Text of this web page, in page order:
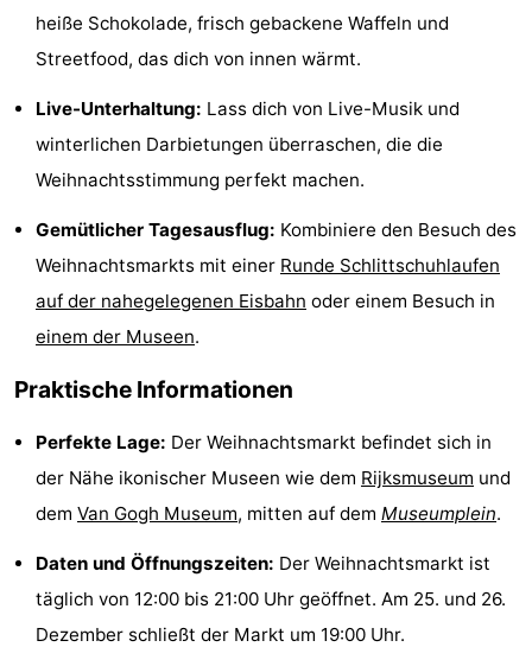
Experiences
Dörfer
Städte
Sport
Radfahren
Wandern
Unterhaltung
Nachtleben
Essen
und
trinken
Einkäufen
Märkte
-
Warenhäuser
Veranstaltungen
heiße Schokolade, frisch gebackene Waffeln und
Streetfood, das dich von innen wärmt.
Live-Unterhaltung: Lass dich von Live-Musik und
winterlichen Darbietungen überraschen, die die
Weihnachtsstimmung perfekt machen.
Gemütlicher Tagesausflug: Kombiniere den Besuch des
Weihnachtsmarkts mit einer Runde Schlittschuhlaufen
auf der nahegelegenen Eisbahn oder einem Besuch in
einem der Museen.
Praktische Informationen
Perfekte Lage: Der Weihnachtsmarkt befindet sich in
der Nähe ikonischer Museen wie dem Rijksmuseum und
dem Van Gogh Museum, mitten auf dem Museumplein.
Daten und Öffnungszeiten: Der Weihnachtsmarkt ist
täglich von 12:00 bis 21:00 Uhr geöffnet. Am 25. und 26.
Dezember schließt der Markt um 19:00 Uhr.